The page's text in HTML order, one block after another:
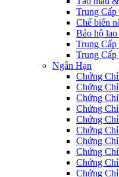
Trung
Chế biến
Bảo hộ
Trung
Trung
Ngắn Hạn
Chứng
Chứng
Chứng
Chứng
Chứng
Chứng
Chứng
Chứng
Chứng
Chứng